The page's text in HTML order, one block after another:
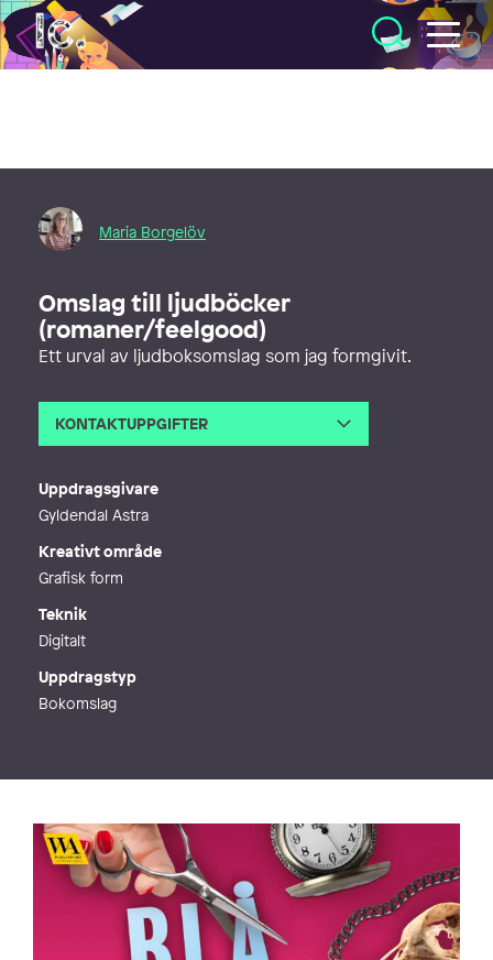
Illustratörcentrum
Maria Borgelöv
Omslag till ljudböcker
(romaner/feelgood)
Ett urval av ljudboksomslag som jag formgivit.
KONTAKTUPPGIFTER
Uppdragsgivare
Gyldendal Astra
Kreativt område
Grafisk form
Teknik
Digitalt
Uppdragstyp
Bokomslag